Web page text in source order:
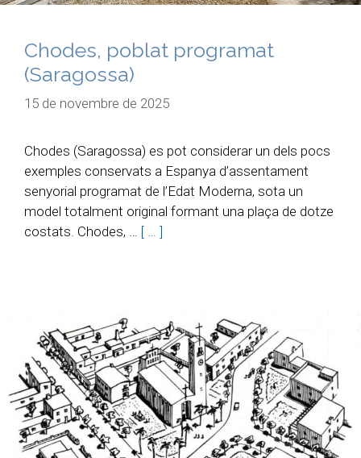
Chodes, poblat programat
(Saragossa)
15 de novembre de 2025
Chodes (Saragossa) es pot considerar un dels pocs
exemples conservats a Espanya d’assentament
senyorial programat de l’Edat Moderna, sota un
model totalment original formant una plaça de dotze
costats. Chodes, … [ … ]